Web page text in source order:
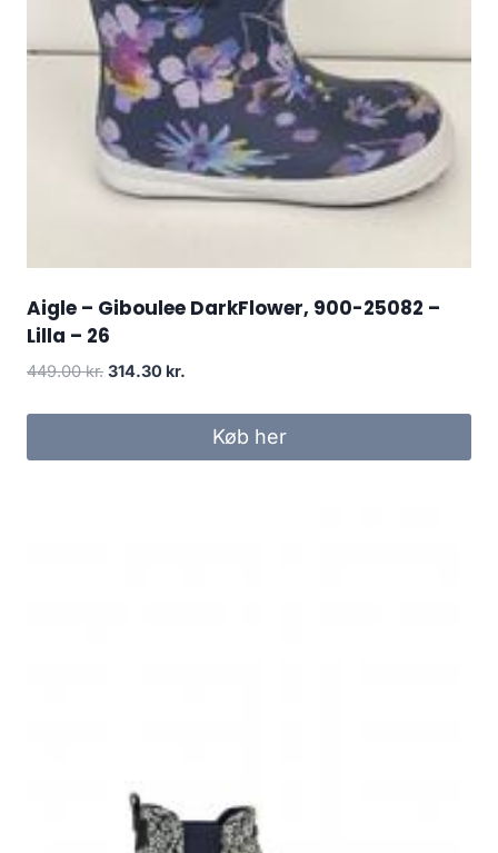
Aigle – Giboulee DarkFlower, 900-25082 –
Lilla – 26
449.00kr. Den
314.30 kr.
Køb her